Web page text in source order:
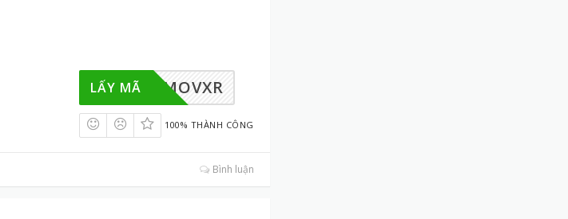
MOMOVXR
LẤY MÃ
100% THÀNH CÔNG
Bình luận